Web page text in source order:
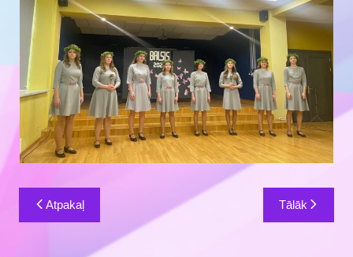
Ziņu
izvēlne
Atpakaļ Tālāk
Piekļūstamības paziņojums